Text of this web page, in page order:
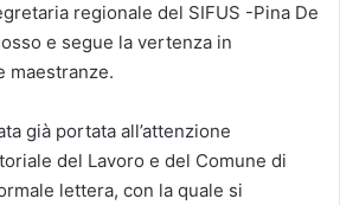
regionale del SIFUS -Pina De
e segue la vertenza in
maestranze.
già portata all’attenzione
del Lavoro e del Comune di
lettera, con la quale si